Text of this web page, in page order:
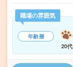
職場の雰囲気
年齢層
20代